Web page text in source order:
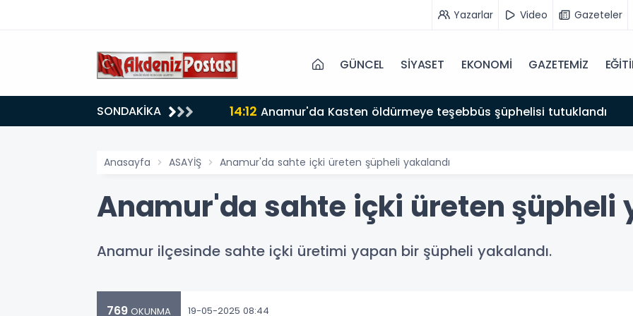
Yazarlar Video Gazeteler
GÜNCEL SİYASET EKONOMİ GAZETEMİZ
SONDAKİKA 14:12 Anamur'da Kasten öldürmeye teşebbüs şüphelisi tutuklandı
Anasayfa ASAYİŞ Anamur'da sahte içki üreten şüpheli yakalandı
Anamur'da sahte içki üreten şüpheli
Anamur ilçesinde sahte içki üretimi yapan bir şüpheli yakalandı.
769 OKUNMA 19-05-2025 08:44